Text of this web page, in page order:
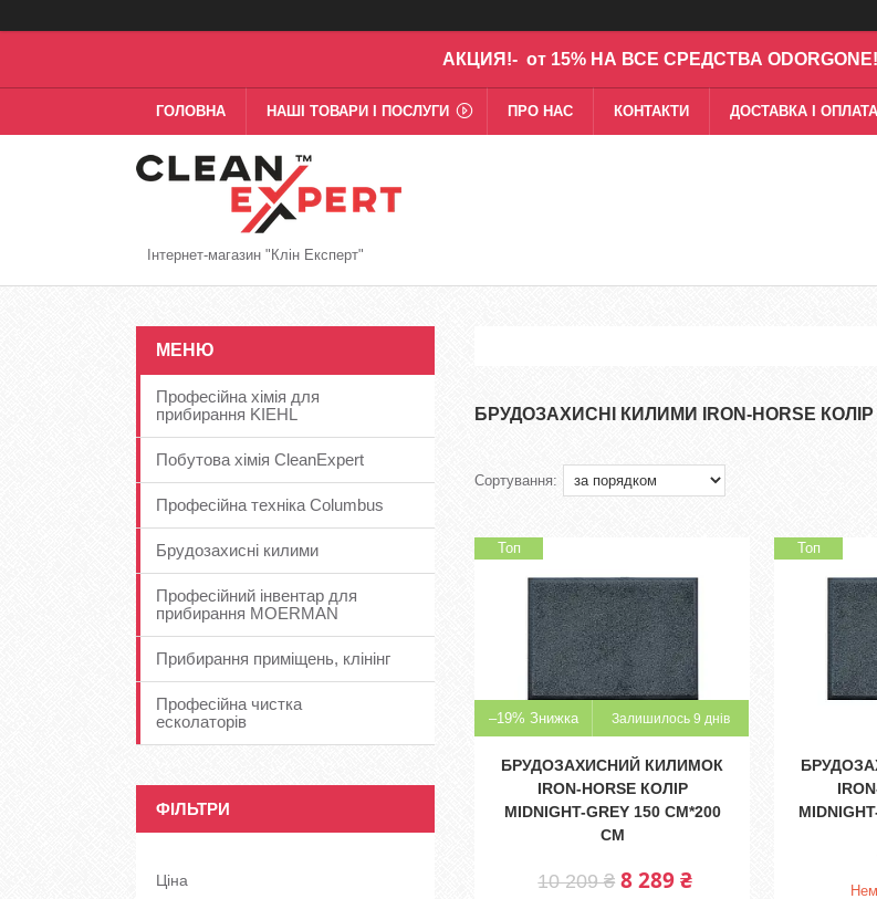
АКЦИЯ!- от 15% НА ВСЕ СРЕДСТВА ODORGONE!
ГОЛОВНА НАШІ ТОВАРИ І ПОСЛУГИ ПРО НАС КОНТАКТИ ДОСТАВКА І ОПЛАТА
Інтернет-магазин "Клін Експерт"
БРУДОЗАХИСНІ КИЛИМИ IRON-HORSE КОЛІР
Топ
–19% Залишилось 9 днів
БРУДОЗАХИСНИЙ КИЛИМОК
IRON-HORSE КОЛІР
MIDNIGHT-GREY 150 СМ*200
СМ
10 209 ₴ 8 289 ₴
Топ
Професійна хімія для
прибирання KIEHL
Побутова хімія CleanExpert
Професійна техніка Columbus
Брудозахисні килими
Професійний інвентар для
прибирання MOERMAN
Прибирання приміщень, клінінг
Професійна чистка
есколаторів
ФІЛЬТРИ
Ціна